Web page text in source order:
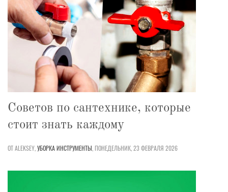
Советов по сантехнике, которые
стоит знать каждому
ОТ ALEKSEY,УБОРКАИНСТРУМЕНТЫ,ПОНЕДЕЛЬНИК, 23 ФЕВРАЛЯ 2026